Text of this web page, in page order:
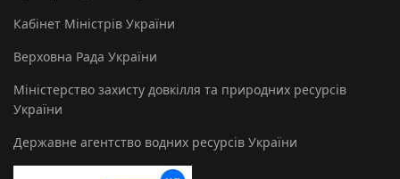
Кабінет Міністрів України
Верховна Рада України
Міністерство захисту довкілля та природних ресурсів
України
Державне агентство водних ресурсів України